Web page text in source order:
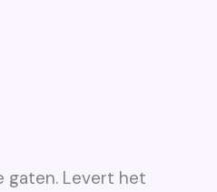
gaten. Levert het